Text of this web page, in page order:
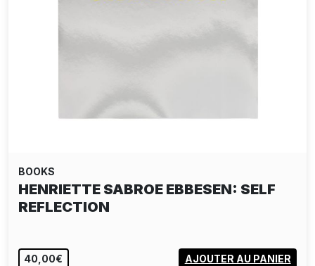
BOOKS
HENRIETTE SABROE EBBESEN: SELF
REFLECTION
40,00€ AJOUTER AU PANIER